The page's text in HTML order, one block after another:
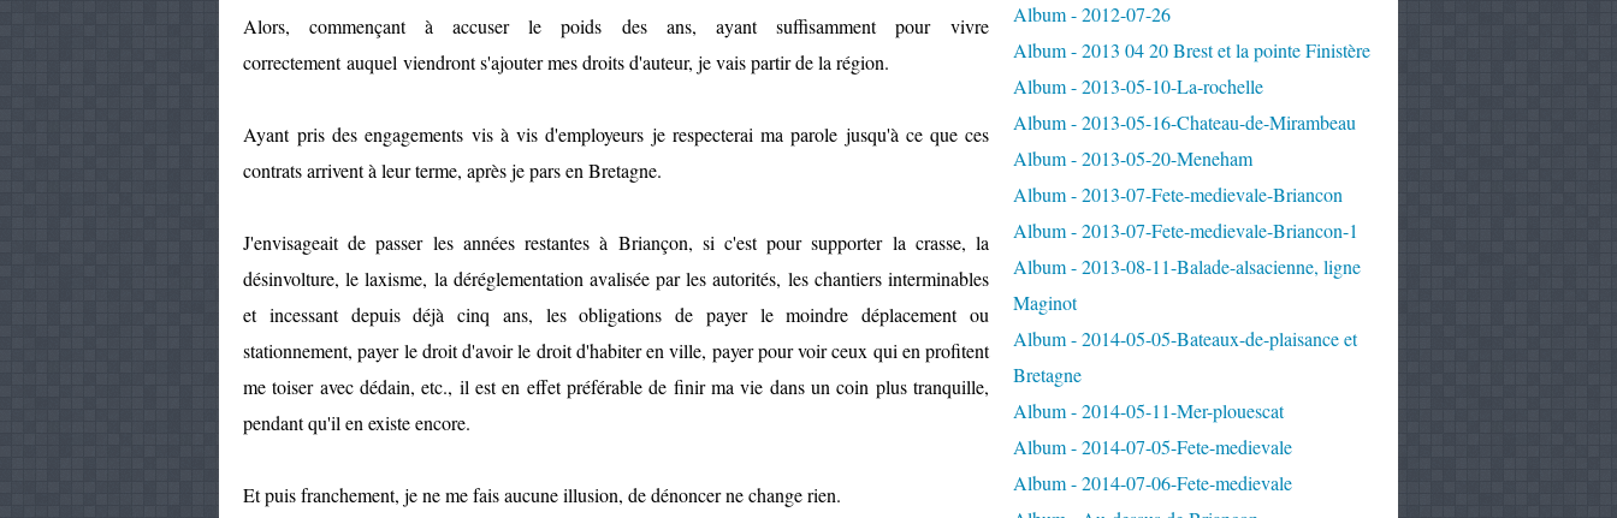
Alors, commençant à accuser le poids des ans, ayant suffisamment pour vivre
correctement auquel viendront s'ajouter mes droits d'auteur, je vais partir de la région.
Ayantpris des engagements vis à vis d'employeurs je respecterai ma parole jusqu'à ce que ces
contrats arrivent à leur terme, après je pars en Bretagne.
J'envisageait de passer les années restantes à Briançon, si c'est pour supporter la crasse, la
désinvolture, le laxisme, la déréglementation avalisée par les autorités, les chantiers interminables
et incessant depuis déjà cinq ans, les obligations de payer le moindre déplacement ou
stationnement, payer le droit d'avoir le droit d'habiter en ville, payer pour voir ceux qui en profitent
me toiser avec dédain, etc., il est en effet préférable de finir ma vie dans un coin plus tranquille,
pendant qu'il en existe encore.
Et puis franchement, je ne me fais aucune illusion, de dénoncer ne change rien.
Album - 2012-07-26
Album - 2013 04 20 Brest et la pointe Finistère
Album - 2013-05-10-La-rochelle
Album - 2013-05-16-Chateau-de-Mirambeau
Album - 2013-05-20-Meneham
Album - 2013-07-Fete-medievale-Briancon
Album - 2013-07-Fete-medievale-Briancon-1
Album - 2013-08-11-Balade-alsacienne, ligne
Maginot
Album - 2014-05-05-Bateaux-de-plaisance et
Bretagne
Album - 2014-05-11-Mer-plouescat
Album - 2014-07-05-Fete-medievale
Album - 2014-07-06-Fete-medievale